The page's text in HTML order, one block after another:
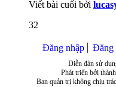
Viết bài cuối bởi
32
Đăng nhập Đăng
Diễn đàn sử
Phát triển bởi
Ban quản trị không chịu